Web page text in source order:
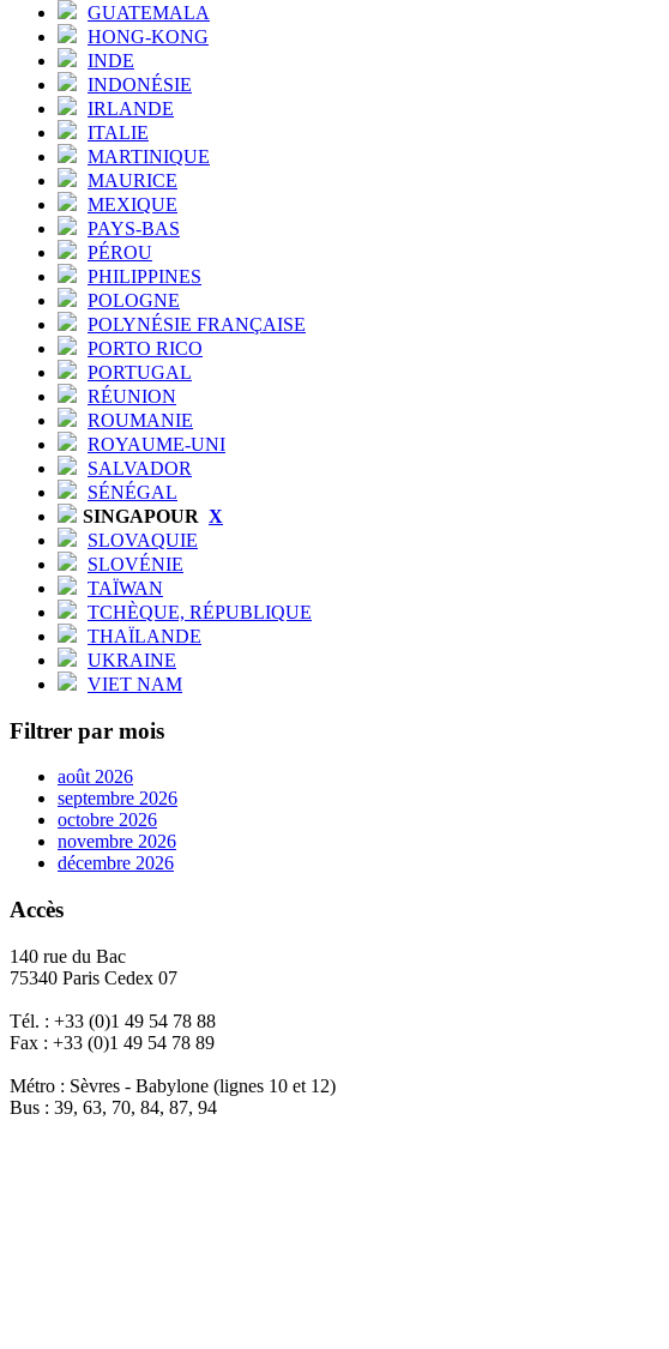
GUATEMALA
HONG-KONG
INDE
INDONÉSIE
IRLANDE
ITALIE
MARTINIQUE
MAURICE
MEXIQUE
PAYS-BAS
PÉROU
PHILIPPINES
POLOGNE
POLYNÉSIE FRANÇAISE
PORTO RICO
PORTUGAL
RÉUNION
ROUMANIE
ROYAUME-UNI
SALVADOR
SÉNÉGAL
SINGAPOUR X
SLOVAQUIE
SLOVÉNIE
TAÏWAN
TCHÈQUE, RÉPUBLIQUE
THAÏLANDE
UKRAINE
VIET NAM
Filtrer par mois
août 2026
septembre 2026
octobre 2026
novembre 2026
décembre 2026
Accès
140 rue du Bac
75340 Paris Cedex 07
Tél. : +33 (0)1 49 54 78 88
Fax : +33 (0)1 49 54 78 89
Métro : Sèvres - Babylone (lignes 10 et 12)
Bus : 39, 63, 70, 84, 87, 94